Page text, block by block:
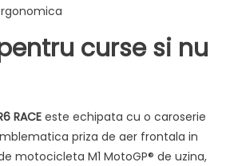
curse si nu
RACEeste echipata cu o caroserie
priza de aer frontala in
motocicleta M1 MotoGP® de uzina,